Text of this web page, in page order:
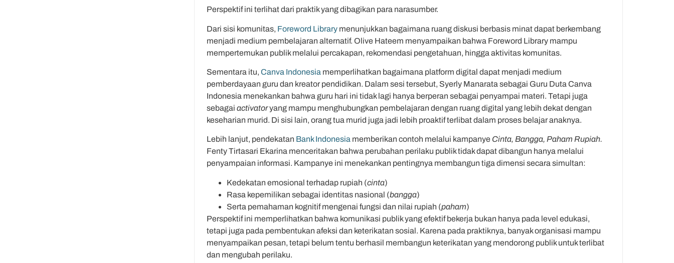
Perspektif ini terlihat dari praktik yang dibagikan para narasumber.
Dari sisi komunitas, Foreword Library menunjukkan bagaimana ruang diskusi berbasis minat dapat berkembang
menjadi medium pembelajaran alternatif. Olive Hateem menyampaikan bahwa Foreword Library mampu
mempertemukan publik melalui percakapan, rekomendasi pengetahuan, hingga aktivitas komunitas.
Sementara itu, Canva Indonesia memperlihatkan bagaimana platform digital dapat menjadi medium
pemberdayaan guru dan kreator pendidikan. Dalam sesi tersebut, Syerly Manarata sebagai Guru Duta Canva
Indonesia menekankan bahwa guru hari ini tidak lagi hanya berperan sebagai penyampai materi. Tetapi juga
sebagai activatoryang mampu menghubungkan pembelajaran dengan ruang digital yang lebih dekat dengan
keseharian murid. Di sisi lain, orang tua murid juga jadi lebih proaktif terlibat dalam proses belajar anaknya.
Lebih lanjut, pendekatan Bank Indonesia memberikan contoh melalui kampanye Cinta, Bangga, Paham Rupiah.
Fenty Tirtasari Ekarina menceritakan bahwa perubahan perilaku publik tidak dapat dibangun hanya melalui
penyampaian informasi. Kampanye ini menekankan pentingnya membangun tiga dimensi secara simultan:
Kedekatan emosional terhadap rupiah (cinta)
Rasa kepemilikan sebagai identitas nasional (bangga)
Serta pemahaman kognitif mengenai fungsi dan nilai rupiah (paham)
Perspektif ini memperlihatkan bahwa komunikasi publik yang efektif bekerja bukan hanya pada level edukasi,
tetapi juga pada pembentukan afeksi dan keterikatan sosial. Karena pada praktiknya, banyak organisasi mampu
menyampaikan pesan, tetapi belum tentu berhasil membangun keterikatan yang mendorong publik untuk terlibat
dan mengubah perilaku.